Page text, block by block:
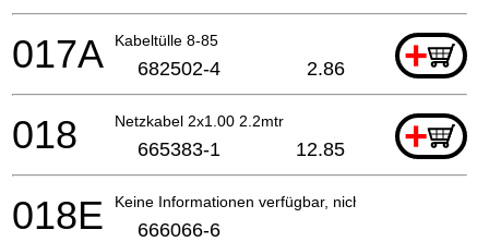
Kabeltülle 8-85 +
017A 682502-4 2.86
Netzkabel 2x1.00 2.2mtr +
018 665383-1 12.85
Keine Informationen verfügbar, nicht bestellbar
018E 666066-6